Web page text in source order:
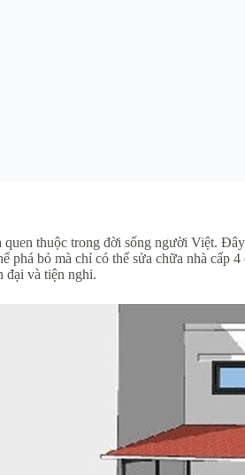
thuộc trong đời sống người Việt.
phá bỏ mà chỉ có thể sửa chữa nhà cấp
đại và tiện nghi.